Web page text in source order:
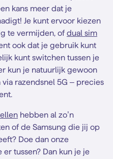
kans meer dat je
Je kunt ervoor kiezen
te vermijden, of dual sim
ook dat je gebruik kunt
kunt switchen tussen je
kun je natuurlijk gewoon
via razendsnel 5G – precies
hebben al zo’n
of de Samsung die jij op
Doe dan onze
er tussen? Dan kun je je